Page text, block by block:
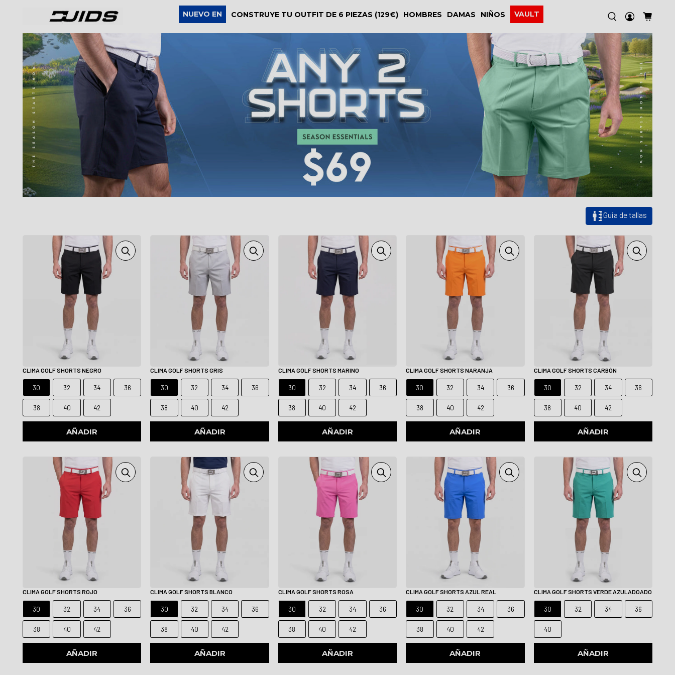
NUEVO EN CONSTRUYE TU OUTFIT DE 6 PIEZAS (129€) HOMBRES DAMAS NIÑOS VAULT
Guia de tallas
CLIMA GOLF SHORTS NEGRO
30 32 34 36
38 40 42
AÑADIR
CLIMA GOLF SHORTS GRIS
30 32 34 36
38 40 42
AÑADIR
CLIMA GOLF SHORTS MARINO
30 32 34 36
38 40 42
AÑADIR
CLIMA GOLF SHORTS NARANJA
30 32 34 36
38 40 42
AÑADIR
CLIMA GOLF SHORTS CARBÓN
30 32 34 36
38 40 42
AÑADIR
CLIMA GOLF SHORTS ROJO
30 32 34 36
38 40 42
AÑADIR
CLIMA GOLF SHORTS BLANCO
30 32 34 36
38 40 42
AÑADIR
CLIMA GOLF SHORTS ROSA
30 32 34 36
38 40 42
AÑADIR
CLIMA GOLF SHORTS AZUL REAL
30 32 34 36
38 40 42
AÑADIR
CLIMA GOLF SHORTS VERDE AZULADOADO
30 32 34 36
40
AÑADIR